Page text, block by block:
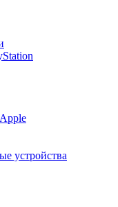
устройства